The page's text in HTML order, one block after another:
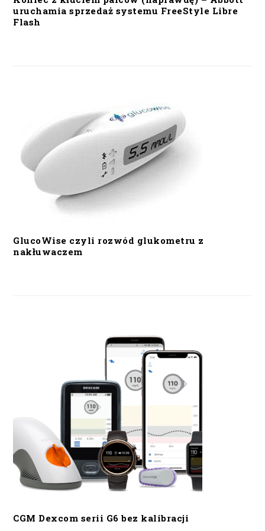
uruchamia sprzedaż systemu FreeStyle Libre
Flash
GlucoWise czyli rozwód glukometru z
nakłuwaczem
CGM Dexcom serii G6 bez kalibracji